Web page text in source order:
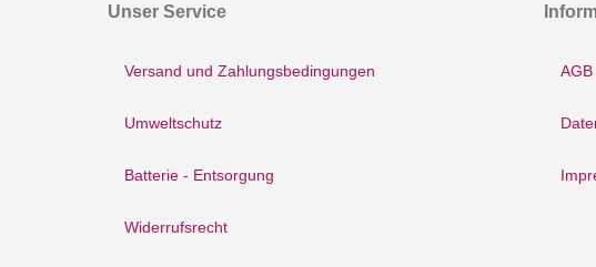
Unser Service
Versand und Zahlungsbedingungen
Umweltschutz
Batterie - Entsorgung
Widerrufsrecht
AGB